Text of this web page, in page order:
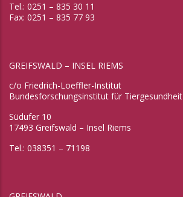
Tel.: 0251 – 835 30 11
Fax: 0251 – 835 77 93
GREIFSWALD – INSEL RIEMS
c/o Friedrich-Loeffler-Institut
Bundesforschungsinstitut für Tiergesundheit
Südufer 10
17493 Greifswald – Insel Riems
Tel.: 038351 – 71198